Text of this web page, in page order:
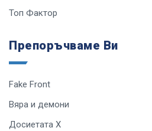
Топ Фактор
Препоръчваме Ви
Fake Front
Вяра и демони
Досиетата Х